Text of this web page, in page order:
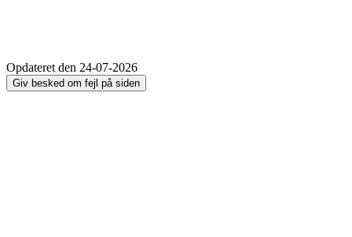
Opdateret den 24-07-2026
Giv besked om fejl på siden